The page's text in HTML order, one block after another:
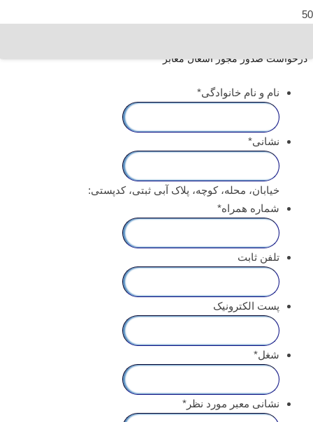
درخواست صدور مجوز اشغال معابر
نام و نام خانوادگی*
نشانی*
خیابان، محله، کوچه، پلاک آبی ثبتی، کدپستی:
شماره همراه*
تلفن ثابت
پست الکترونیک
شغل*
نشانی معبر مورد نظر *